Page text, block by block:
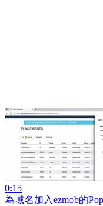
0:15
為域名加入ezmob的